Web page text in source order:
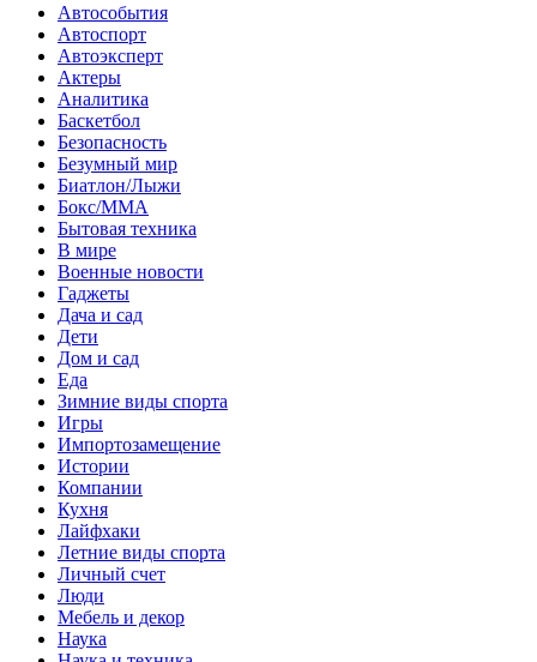
Автособытия
Автоспорт
Автоэксперт
Актеры
Аналитика
Баскетбол
Безопасность
Безумный мир
Биатлон/Лыжи
Бокс/MMA
Бытовая техника
В мире
Военные новости
Гаджеты
Дача и сад
Дети
Дом и сад
Еда
Зимние виды спорта
Игры
Импортозамещение
Истории
Компании
Кухня
Лайфхаки
Летние виды спорта
Личный счет
Люди
Мебель и декор
Наука